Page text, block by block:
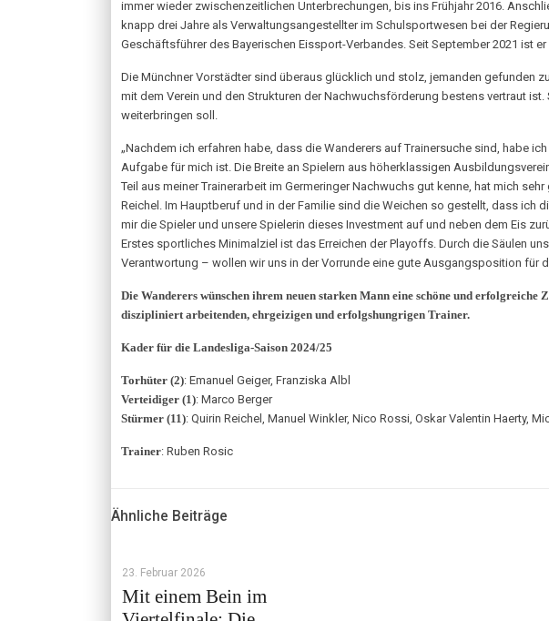
immer wieder zwischenzeitlichen Unterbrechungen, bis ins Frühjahr 2016.
knapp drei Jahre als Verwaltungsangestellter im Schulsportwesen bei der
Geschäftsführer des Bayerischen Eissport-Verbandes. Seit September 2021 ist
Die Münchner Vorstädter sind überaus glücklich und stolz, jemanden gefunden
mit dem Verein und den Strukturen der Nachwuchsförderung bestens vertraut
weiterbringen soll.
„Nachdem ich erfahren habe, dass die Wanderers auf Trainersuche sind, habe
Aufgabe für mich ist. Die Breite an Spielern aus höherklassigen
Teil aus meiner Trainerarbeit im Germeringer Nachwuchs gut kenne, hat mich
Reichel. Im Hauptberuf und in der Familie sind die Weichen so gestellt, dass ich
mir die Spieler und unsere Spielerin dieses Investment auf und neben dem Eis
Erstes sportliches Minimalziel ist das Erreichen der Playoffs. Durch die Säulen
Verantwortung – wollen wir uns in der Vorrunde eine gute Ausgangsposition für
Die Wanderers wünschen ihrem neuen starken Mann eine schöne und
diszipliniert arbeitenden, ehrgeizigen und erfolgshungrigen Trainer.
Kader für die Landesliga-Saison 2024/25
Torhüter (2): Emanuel Geiger, Franziska Albl
Verteidiger (1): Marco Berger
Stürmer (11): Quirin Reichel, Manuel Winkler, Nico Rossi, Oskar Valentin Haerty,
Trainer: Ruben Rosic
Ähnliche Beiträge
23. Februar 2026
Mit einem Bein im